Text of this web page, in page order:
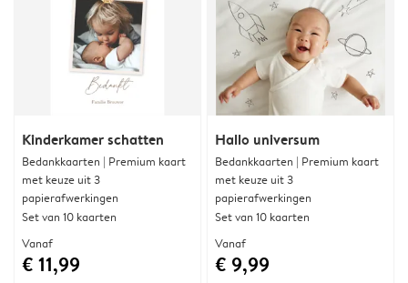
Kinderkamer schatten
Bedankkaarten | Premium kaart
met keuze uit 3
papierafwerkingen
Set van 10 kaarten
Vanaf
€ 11,99
Hallo universum
Bedankkaarten | Premium kaart
met keuze uit 3
papierafwerkingen
Set van 10 kaarten
Vanaf
€ 9,99